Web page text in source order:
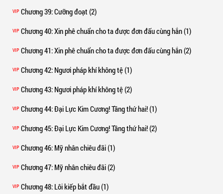
VIP Chương 39: Cưỡng đoạt (2)
VIP Chương 40: Xin phê chuẩn cho ta được đơn đấu cùng hắn (1)
VIP Chương 41: Xin phê chuẩn cho ta được đơn đấu cùng hắn (2)
VIP Chương 42: Ngươi pháp khí không tệ (1)
VIP Chương 43: Ngươi pháp khí không tệ (2)
VIP Chương 44: Đại Lực Kim Cương! Tầng thứ hai! (1)
VIP Chương 45: Đại Lực Kim Cương! Tầng thứ hai! (2)
VIP Chương 46: Mỹ nhân chiêu đãi (1)
VIP Chương 47: Mỹ nhân chiêu đãi (2)
VIP Chương 48: Lôi kiếp bắt đầu (1)